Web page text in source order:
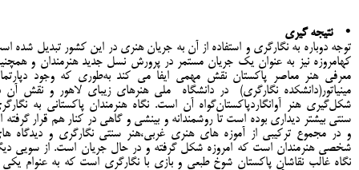
• نتیجه گیری
توجه دوباره به نگارگری و استفاده از آن به جریان هنری در این کشور تبدیل شده
کهامروزه نیز به عنوان یک جریان مستمر در پرورش نسل‌ جدید هنرمندان و
معرفی هنر معاصر پاکستان‌ نقش مهمی ایفا می کند به‌طوری که وجود
مینیاتور(دانشکده نگارگری) در دانشگاه ملی هنرهای زیبای‌ لاهور و نقش آن
شکل‌گیری هنر آوانگاردپاکستان‌گواه آن است. نگاه هنرمندان پاکستانی به
سنتی بیشتر دیداری بوده است تا روشمندانه و بینشی و گاهی در کنار هم قرار گرفته
و در مجموع ترکیبی از آموزه های هنری غربی،هنر سنتی نگارگری و دیدگاه
شخصی هنرمندان است که امروزه شکل گرفته و در حال جریان است. از سویی
نگاه غالب نقاشان پاکستان شوخ طبعی و بازی با نگارگری است که به عنوام یکی